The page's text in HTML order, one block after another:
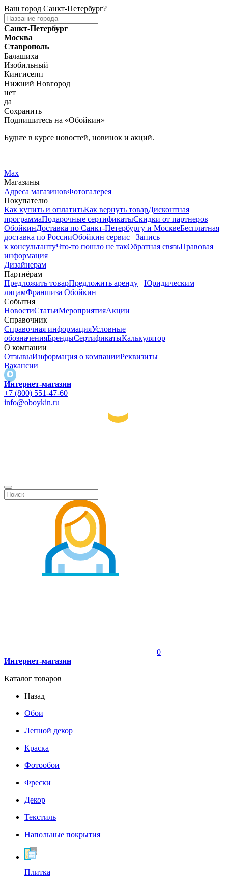
Ваш город Санкт-Петербург?
Санкт-Петербург
Москва
Ставрополь
Балашиха
Изобильный
Кингисепп
Нижний Новгород
нет
да
Сохранить
Подпишитесь на «Обойкин»
Будьте в курсе новостей, новинок и акций.
Max
Магазины
Адреса магазиновФотогалерея
Покупателю
Как купить и оплатитьКак вернуть товарДисконтная
программаПодарочные сертификатыСкидки от партнеров
ОбойкинДоставка по Санкт-Петербургу и МосквеБесплатная
доставка по РоссииОбойкин сервис
Запись
к консультантуЧто-то пошло не такОбратная связьПравовая
информация
Дизайнерам
Партнёрам
Предложить товарПредложить аренду
Юридическим
лицамФраншиза Обойкин
События
НовостиСтатьиМероприятияАкции
Справочник
Справочная информацияУсловные
обозначенияБрендыСертификатыКалькулятор
О компании
ОтзывыИнформация о компанииРеквизиты
Вакансии
Интернет-магазин
+7 (800) 551-47-60
info@oboykin.ru
0
Интернет-магазин
Каталог товаров
Назад
Обои
Лепной декор
Краска
Фотообои
Фрески
Декор
Текстиль
Напольные покрытия
Плитка